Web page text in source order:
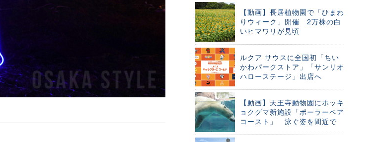
【動画】長居植物園で「ひまわ
りウィーク」開催 2万株の白
いヒマワリが見頃
ルクア サウスに全国初「ちい
かわパークストア」「サンリオ
ハローステージ」出店へ
【動画】天王寺動物園にホッキ
ョクグマ新施設「ポーラーベア
コースト」 泳ぐ姿を間近で